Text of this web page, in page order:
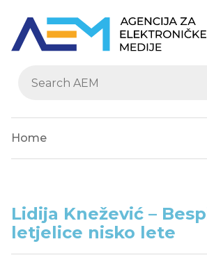
Home
Lidija Knežević –
letjelice nisko lete